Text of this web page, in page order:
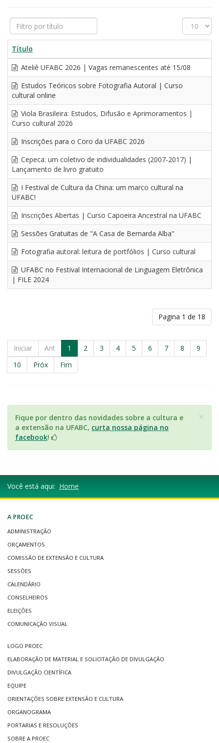
Filtro
por
título
Exibir
#
Título
Ateliê UFABC 2026 | Vagas remanescentes até 15/08
Estudos Teóricos sobre Fotografia Autoral | Curso
cultural online
Viola Brasileira: Estudos, Difusão e Aprimoramentos |
Curso cultural 2026
Inscrições para o Coro da UFABC 2026
Cepeca: um coletivo de individualidades (2007-2017) |
Lançamento de livro gratuito
I Festival de Cultura da China: um marco cultural na
UFABC!
Inscrições Abertas | Curso Capoeira Ancestral na UFABC
Sessões Gratuitas de "A Casa de Bernarda Alba"
Fotografia autoral: leitura de portfólios | Curso cultural
UFABC no Festival Internacional de Linguagem Eletrônica
| FILE 2024
Pagina 1 de 18
Iniciar Ant 1 2 3 4 5 6 7 8
9
10
Próx Fim
×
Fique por dentro das novidades sobre a cultura e
a extensão na UFABC, curta nossa página no
facebook!
Você está aqui: Home
A PROEC
ADMINISTRAÇÃO
ORÇAMENTOS
COMISSÃO DE EXTENSÃO E CULTURA
SESSÕES
CALENDÁRIO
CONSELHEIROS
ELEIÇÕES
COMUNICAÇÃO VISUAL
LOGO PROEC
ELABORAÇÃO DE MATERIAL E SOLICITAÇÃO DE DIVULGAÇÃO
DIVULGAÇÃO CIENTÍFICA
EQUIPE
ORIENTAÇÕES SOBRE EXTENSÃO E CULTURA
ORGANOGRAMA
PORTARIAS E RESOLUÇÕES
SOBRE A PROEC